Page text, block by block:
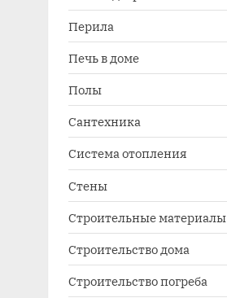
Перила
Печь в доме
Полы
Сантехника
Система отопления
Стены
Строительные материалы
Строительство дома
Строительство погреба